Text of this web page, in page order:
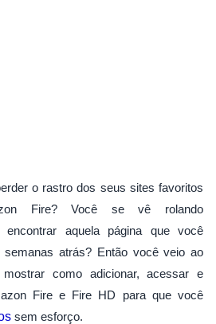
o rastro dos seus sites favoritos
Fire? Você se vê rolando
encontrar aquela página que você
semanas atrás? Então você veio ao
como adicionar, acessar e
Fire e Fire HD para que você
sem esforço.